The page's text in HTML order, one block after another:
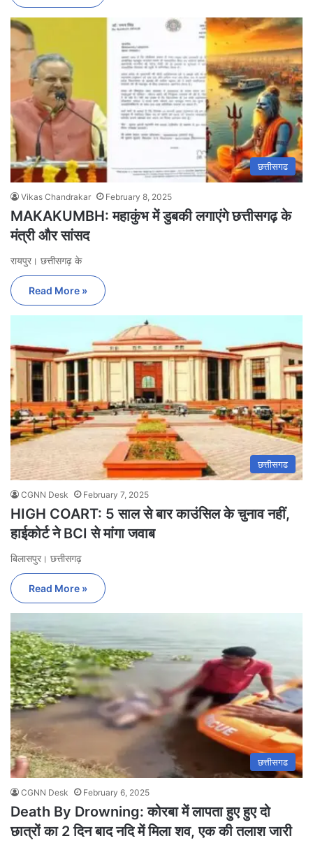
छत्तीसगढ
Vikas Chandrakar February 8, 2025
MAKAKUMBH: महाकुंभ में डुबकी लगाएंगे छत्तीसगढ़ के
मंत्री और सांसद
रायपुर। छत्तीसगढ़ के
Read More »
छत्तीसगढ
CGNN Desk February 7, 2025
HIGH COART: 5 साल से बार काउंसिल के चुनाव नहीं,
हाईकोर्ट ने BCI से मांगा जवाब
बिलासपुर। छत्तीसगढ़
Read More »
छत्तीसगढ
CGNN Desk February 6, 2025
Death By Drowning: कोरबा में लापता हुए हुए दो
छात्रों का 2 दिन बाद नदि में मिला शव, एक की तलाश जारी